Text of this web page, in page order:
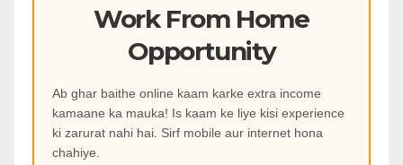
Work From Home
Opportunity
Ab ghar baithe online kaam karke extra income
kamaane ka mauka! Is kaam ke liye kisi experience
ki zarurat nahi hai. Sirf mobile aur internet hona
chahiye.